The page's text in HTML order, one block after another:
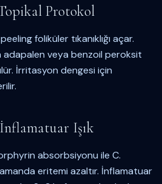
Protokol
foliküler tıkanıklığı açar.
adapalen veya benzoil peroksit
İrritasyon dengesi için
Işık
absorbsiyonu ile C.
eritemi azaltır. İnflamatuar